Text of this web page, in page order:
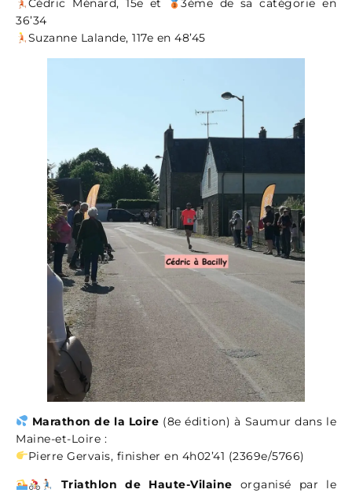
‍Cédric Ménard, 15e et
3ème de sa catégorie en
36’34
‍Suzanne Lalande, 117e en 48’45
Marathon de la Loire (8e édition) à Saumur dans le
Maine-et-Loire :
Pierre Gervais, finisher en 4h02’41 (2369e/5766)
Triathlon de Haute-Vilaine organisé par le